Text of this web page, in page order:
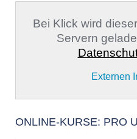
Bei Klick wird
Servern
Externen
ONLINE-KURSE: PRO